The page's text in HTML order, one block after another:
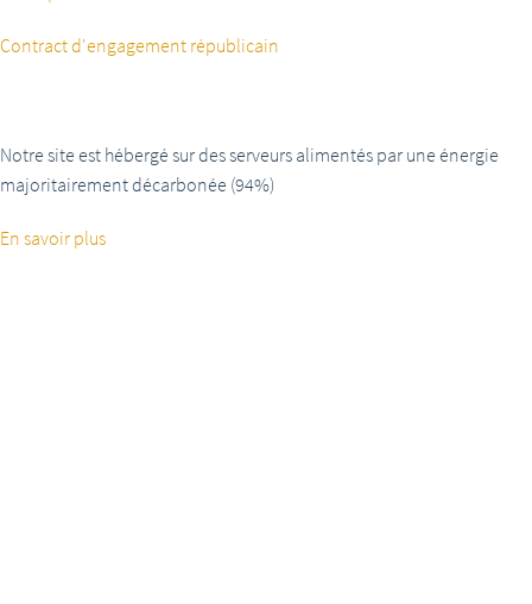
Contract d'engagement républicain
Notre site est hébergé sur des serveurs alimentés par une énergie
majoritairement décarbonée (94%)
En savoir plus